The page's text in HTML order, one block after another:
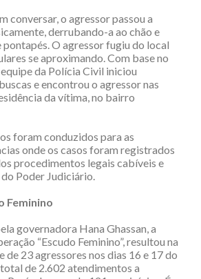
conversar, o agressor passou a
derrubando-a ao chão e
O agressor fugiu do local
se aproximando. Com base no
da Polícia Civil iniciou
e encontrou o agressor nas
da vítima, no bairro
foram conduzidos para as
onde os casos foram registrados
procedimentos legais cabíveis e
Poder Judiciário.
Feminino
governadora Hana Ghassan, a
“Escudo Feminino”, resultou na
de 23 agressores nos dias 16 e 17 do
de 2.602 atendimentos a